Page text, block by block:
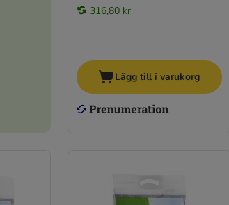
316,80 kr
Lägg till i varukorg